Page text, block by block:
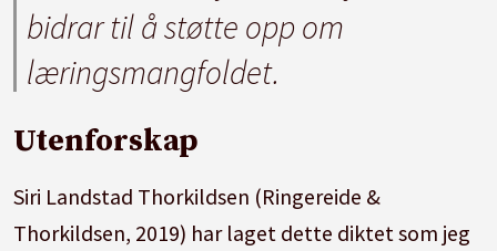
bidrar til å støtte opp om
læringsmangfoldet.
Utenforskap
Siri Landstad Thorkildsen (Ringereide &
Thorkildsen, 2019) har laget dette diktet som jeg